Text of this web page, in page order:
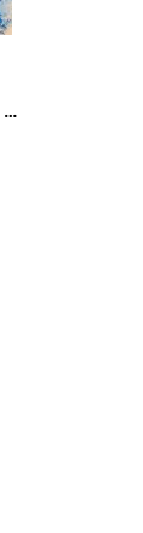
Wallphantom Stillleben Malen Nach Zahlen,Frucht Zitrone,malen nach zahlen erwachsene Ölgemälde Leinwand bastelset für mädchen Geschenke,40x50cm rahmenlos